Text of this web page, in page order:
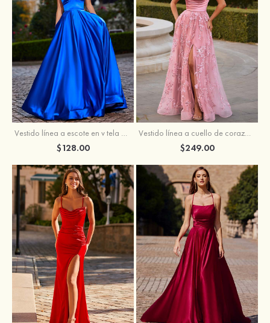
Vestido línea a escote en v tela charmeuse hasta el suelo vestido de graduación
$128.00
Vestido línea a cuello de corazón tul cola de barrido vestido de graduación
$249.00